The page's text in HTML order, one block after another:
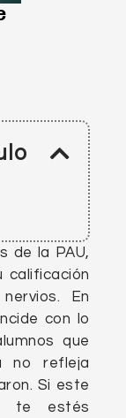
de la PAU,
calificación
En
con lo
que
no refleja
Si este
te estés